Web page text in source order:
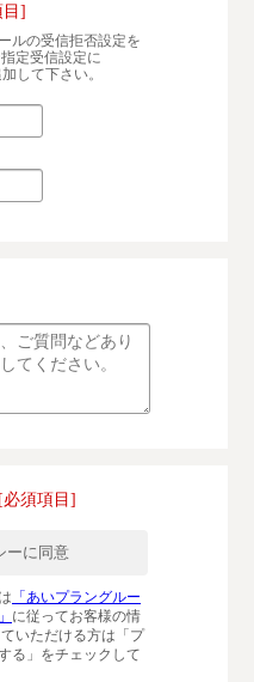
目]
ルの受信拒否設定を
定受信設定に
加して下さい。
[必須項目]
ーに同意
「あいプラングルー
に従ってお客様の情
いただける方は「プ
る」をチェックして